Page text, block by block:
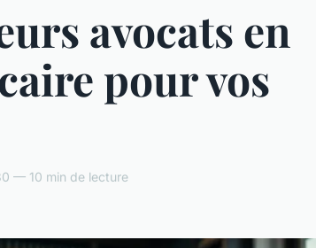
avocats en
pour vos
— 10 min de lecture